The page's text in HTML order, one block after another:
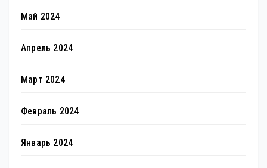
Май 2024
Апрель 2024
Март 2024
Февраль 2024
Январь 2024